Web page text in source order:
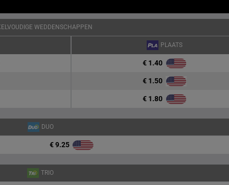
WEDDENSCHAPPEN
PLAATS
€ 1.40
€ 1.50
€ 1.80
DUO
€ 9.25
TRIO